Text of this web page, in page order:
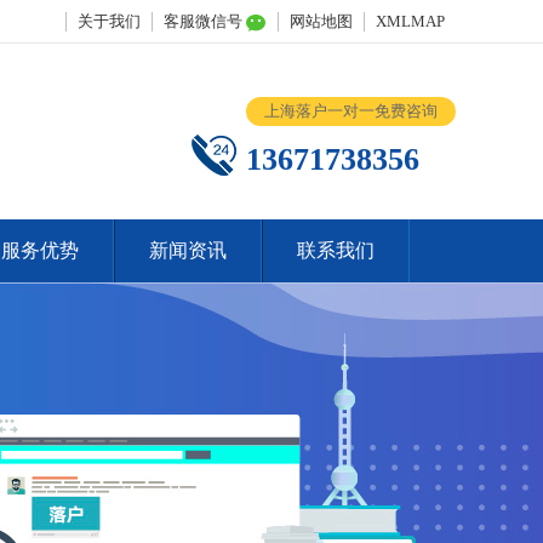
关于我们 客服微信号 网站地图 XMLMAP
上海落户一对一免费咨询
13671738356
服务优势 新闻资讯 联系我们